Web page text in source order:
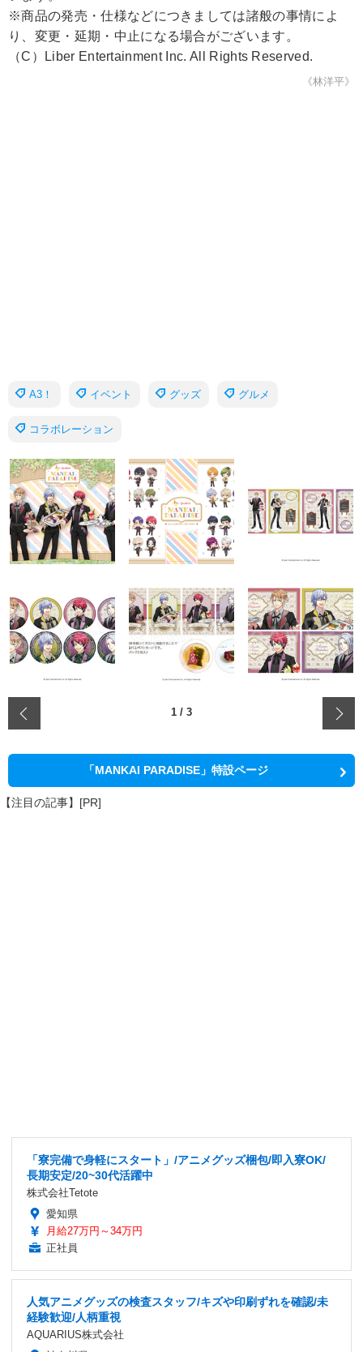
※商品の発売・仕様などにつきましては諸般の事情によ
り、変更・延期・中止になる場合がございます。
（C）Liber Entertainment Inc. All Rights Reserved.
《林洋平》
A3！ イベント グッズ グルメ
コラボレーション
1 / 3
「MANKAI PARADISE」特設ページ
【注目の記事】[PR]
「寮完備で身軽にスタート」/アニメグッズ梱包/即入寮OK/
長期安定/20~30代活躍中
株式会社Tetote
愛知県
月給27万円～34万円
正社員
人気アニメグッズの検査スタッフ/キズや印刷ずれを確認/未
経験歓迎/人柄重視
AQUARIUS株式会社